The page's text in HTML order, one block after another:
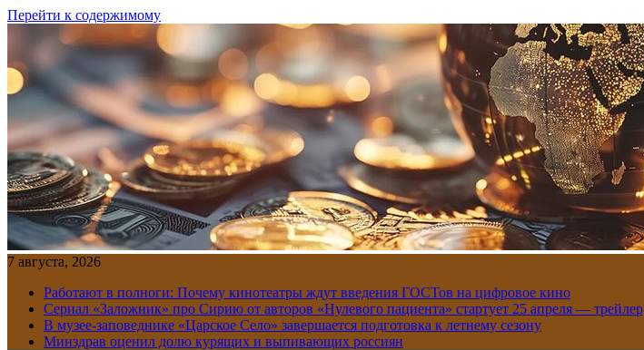
Перейти к содержимому
7 августа, 2026
Работают в полноги: Почему кинотеатры ждут введения ГОСТов на цифровое кино
Сериал «Заложник» про Сирию от авторов «Нулевого пациента» стартует 25 апреля — трейлер
В музее-заповеднике «Царское Село» завершается подготовка к летнему сезону
Минздрав оценил долю курящих и выпивающих россиян